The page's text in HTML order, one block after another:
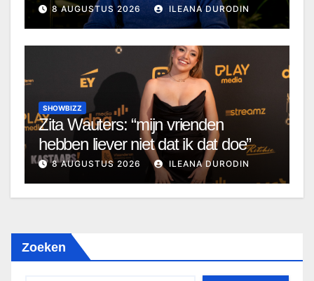
8 AUGUSTUS 2026 ILEANA DURODIN
SHOWBIZZ
Zita Wauters: “mijn vrienden
hebben liever niet dat ik dat doe”
8 AUGUSTUS 2026 ILEANA DURODIN
Zoeken